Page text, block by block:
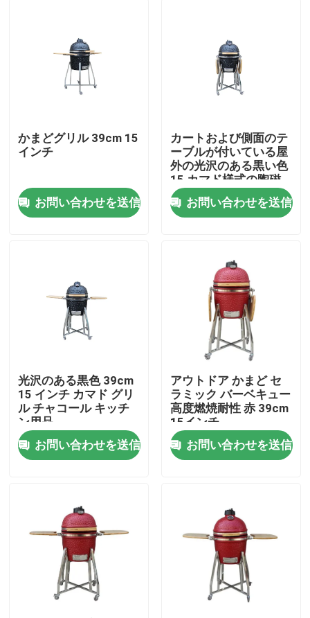
ホーム
企業情報
品質管理
お問い合わせ
セラミックかまどグリル
セラミックバーベキューグリル
かまどグリル 39cm 15
インチ
お問い合わせを送信
カートおよび側面のテ
ーブルが付いている屋
外の光沢のある黒い色
15 カマド様式の陶磁
器のグリル 39cm
お問い合わせを送信
光沢のある黒色 39cm
15 インチ カマド グリ
ル チャコール キッチ
ン用品
お問い合わせを送信
アウトドア かまど セ
ラミック バーベキュー
高度燃焼耐性 赤 39cm
15インチ
お問い合わせを送信